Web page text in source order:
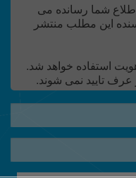
شما رسانده می
این مطلب منتشر
استفاده خواهد شد.
عرف تایید نمی شوند.